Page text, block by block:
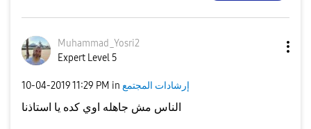
Muhammad_Yosri2
Expert Level 5
‎10-04-201911:29 PM in إرشادات المجتمع
الناس مش جاهله اوي كده يا استاذنا